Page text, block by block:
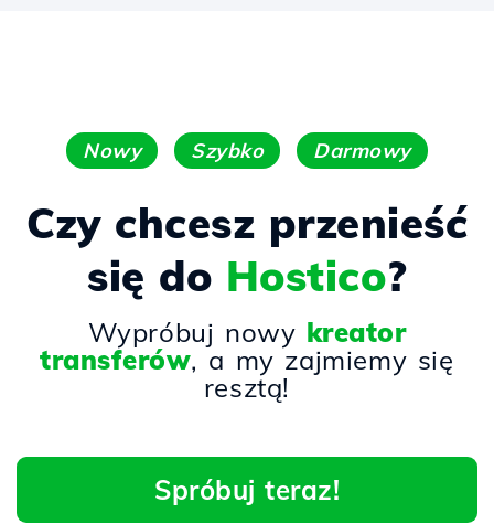
Nowy Szybko Darmowy
Czy chcesz przenieść
się do Hostico?
Wypróbuj nowy kreator
transferów, a my zajmiemy się
resztą!
Spróbuj teraz!